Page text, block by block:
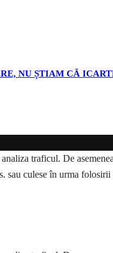
NU ȘTIAM CĂ
traficul. De
culese în urma